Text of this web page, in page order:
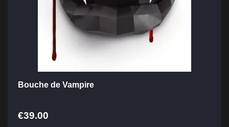
Bouche de Vampire
€39.00